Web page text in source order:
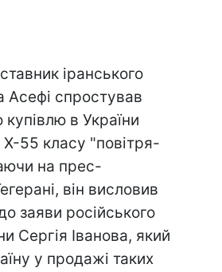
іранського
спростував
в України
Х-55 класу "повітря-
на прес-
він висловив
заяви російського
Сергія Іванова, який
у продажі таких